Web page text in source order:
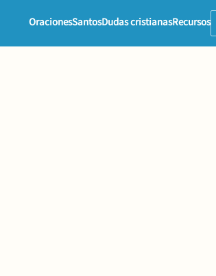
OracionesSantosDudas cristianasRecursos